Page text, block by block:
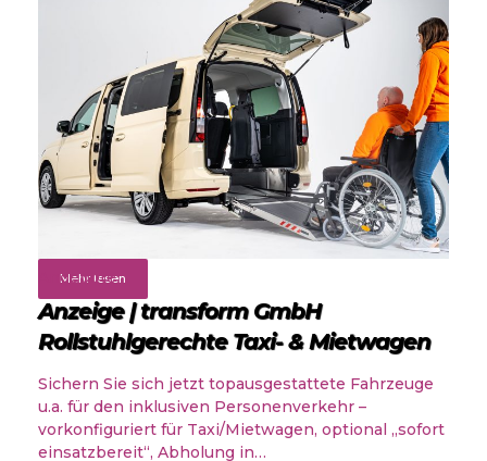
Mehr lesen
Angebote
Anzeige | transform GmbH
Rollstuhlgerechte Taxi- & Mietwagen
Sichern Sie sich jetzt topausgestattete Fahrzeuge
u.a. für den inklusiven Personenverkehr –
vorkonfiguriert für Taxi/Mietwagen, optional „sofort
einsatzbereit“, Abholung in…